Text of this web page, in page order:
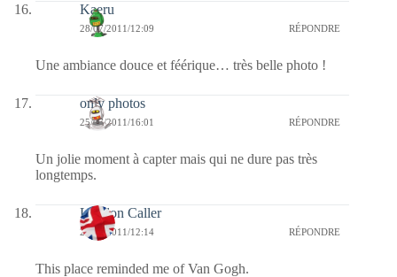
Kaeru
28/07/2011/12:09 RÉPONDRE
Une ambiance douce et féérique… très belle photo !
only photos
25/07/2011/16:01 RÉPONDRE
Un jolie moment à capter mais qui ne dure pas très
longtemps.
London Caller
25/07/2011/12:14 RÉPONDRE
This place reminded me of Van Gogh.